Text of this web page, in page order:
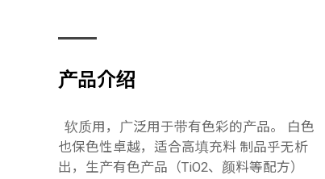
产品介绍
软质用，广泛用于带有色彩的产品。 白色
也保色性卓越，适合高填充料 制品乎无析
出，生产有色产品（TiO2、颜料等配方）